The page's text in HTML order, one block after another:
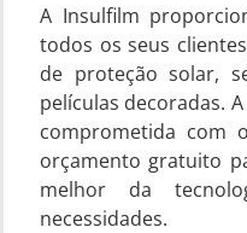
A Insulfilm
todos os seus
de proteção solar,
películas decoradas.
comprometida com
orçamento gratuito
melhor da
necessidades.